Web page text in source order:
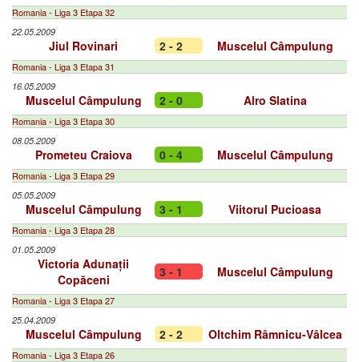
Romania - Liga 3 Etapa 32
22.05.2009
Jiul Rovinari 2 - 2 Muscelul Câmpulung
Romania - Liga 3 Etapa 31
16.05.2009
Muscelul Câmpulung 2 - 0 Alro Slatina
Romania - Liga 3 Etapa 30
08.05.2009
Prometeu Craiova 0 - 4 Muscelul Câmpulung
Romania - Liga 3 Etapa 29
05.05.2009
Muscelul Câmpulung 3 - 1 Viitorul Pucioasa
Romania - Liga 3 Etapa 28
01.05.2009
Victoria Adunații
Copăceni
3 - 1 Muscelul Câmpulung
Romania - Liga 3 Etapa 27
25.04.2009
Muscelul Câmpulung 2 - 2 Oltchim Râmnicu-Vâlcea
Romania - Liga 3 Etapa 26